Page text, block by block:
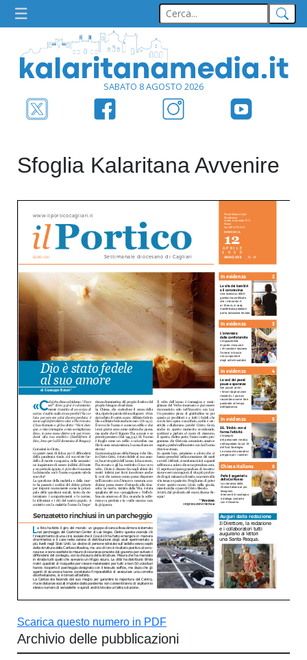
SABATO 8 AGOSTO 2026
Sfoglia Kalaritana Avvenire
Scarica questo numero in PDF
Archivio delle pubblicazioni